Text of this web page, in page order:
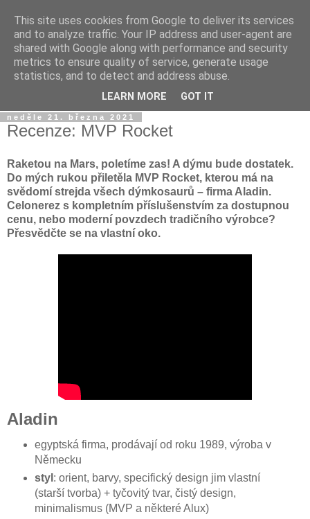
Dýmkařův koutek
Místo pro všechny, kteří se chtějí dozvědět něco o světě
vodních dýmek a trochu se pobavit!
neděle 21. března 2021
Recenze: MVP Rocket
Raketou na Mars, poletíme zas! A dýmu bude dostatek.
Do mých rukou přiletěla MVP Rocket, kterou má na
svědomí strejda všech dýmkosaurů – firma Aladin.
Celonerez s kompletním příslušenstvím za dostupnou
cenu, nebo moderní povzdech tradičního výrobce?
Přesvědčte se na vlastní oko.
Aladin
egyptská firma, prodávají od roku 1989, výroba v
Německu
styl : orient, barvy, specifický design jim vlastní
(starší tvorba) + tyčovitý tvar, čistý design,
minimalismus (MVP a některé Alux)
This site uses cookies from Google to deliver its services
and to analyze traffic. Your IP address and user-agent are
shared with Google along with performance and security
metrics to ensure quality of service, generate usage
statistics, and to detect and address abuse.
LEARN MORE GOT IT